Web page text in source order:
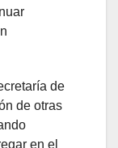
de
de otras
en el